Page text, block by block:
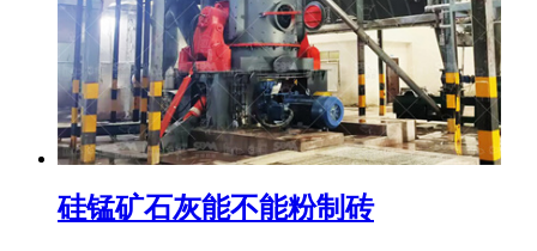
硅锰矿石灰能不能粉制砖